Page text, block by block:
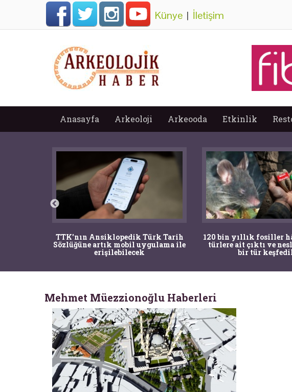
Künye | İletişim
Anasayfa Arkeoloji Arkeooda Etkinlik
TTK'nın Ansiklopedik Türk Tarih
Sözlüğüne artık mobil uygulama ile
erişilebilecek
120 bin yıllık fosiller
türlere ait çıktı ve
bir tür
Mehmet Müezzionoğlu Haberleri